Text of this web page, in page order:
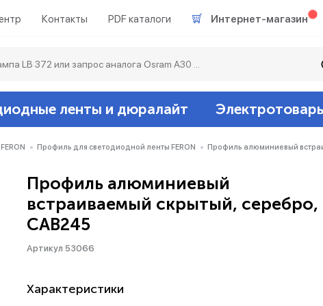
Контакты PDF каталоги Интернет-магазин
Светодиодные
Люминесцентные
Акцентное
Светильники
ленты и дюралайт
Ленты
Дюралайт
Датчики
Звонки и
Гирлянды белт-лайт
Прочее
Профиль для светодиодной ленты FERON Профиль алюминиевый
Профиль алюминиевый
встраиваемый скрытый, серебро,
CAB245
Артикул 53066
Характеристики